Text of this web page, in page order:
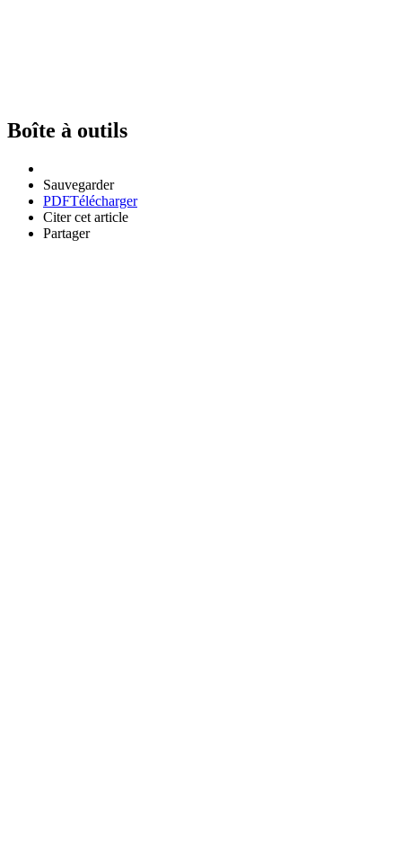
Boîte à outils
Sauvegarder
PDFTélécharger
Citer cet article
Partager